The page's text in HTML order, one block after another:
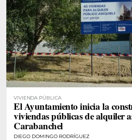
VIVIENDA PÚBLICA
El Ayuntamiento inicia la
viviendas públicas de alquiler
Carabanchel
DIEGO DOMINGO RODRÍGUEZ